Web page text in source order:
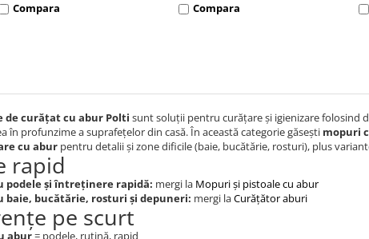
Compara Compara
de curățat cu abur Polti sunt soluții pentru curățare și igienizare folosind
în profunzime a suprafețelor din casă. În această categorie găsești mopuri
cu abur pentru detalii și zone dificile (baie, bucătărie, rosturi), plus
rapid
podele și întreținere rapidă: mergi la Mopuri și pistoale cu abur
baie, bucătărie, rosturi și depuneri: mergi laCurățător aburi
pe scurt
abur= podele, rutină, rapid